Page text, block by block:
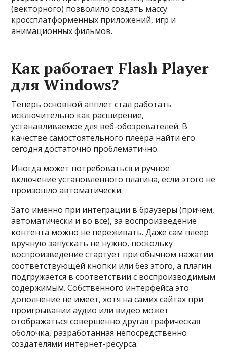
(векторного) позволило создать массу
кроссплатформенных приложений, игр и
анимационных фильмов.
Как работает Flash Player
для Windows?
Теперь основной апплет стал работать
исключительно как расширение,
устанавливаемое для веб-обозревателей. В
качестве самостоятельного плеера найти его
сегодня достаточно проблематично.
Иногда может потребоваться и ручное
включение установленного плагина, если этого не
произошло автоматически.
Зато именно при интеграции в браузеры (причем,
автоматически и во все), за воспроизведение
контента можно не переживать. Даже сам плеер
вручную запускать не нужно, поскольку
воспроизведение стартует при обычном нажатии
соответствующей кнопки или без этого, а плагин
подгружается в соответствии с воспроизводимым
содержимым. Собственного интерфейса это
дополнение не имеет, хотя на самих сайтах при
проигрывании аудио или видео может
отображаться совершенно другая графическая
оболочка, разработанная непосредственно
создателями интернет-ресурса.